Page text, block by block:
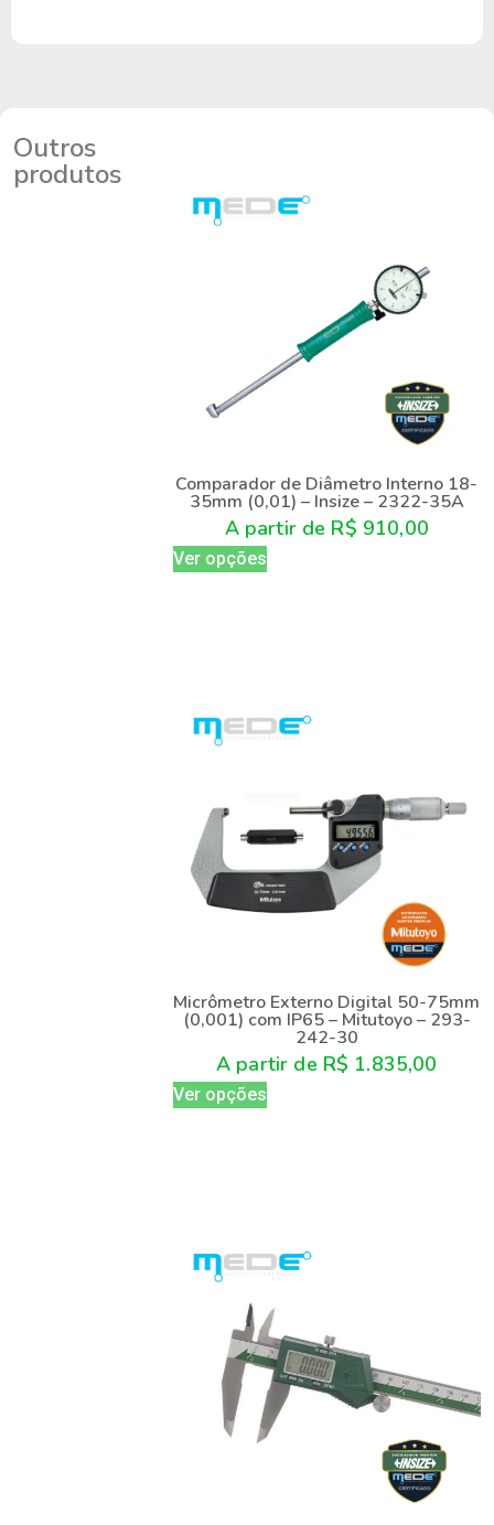
Outros
produtos
Comparador de Diâmetro Interno 18-
35mm (0,01) – Insize – 2322-35A
A partir de R$ 910,00
Ver opções
Micrômetro Externo Digital 50-75mm
(0,001) com IP65 – Mitutoyo – 293-
242-30
A partir de R$ 1.835,00
Ver opções